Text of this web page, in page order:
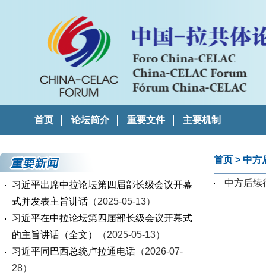
首页 论坛简介 重要文件 主要机制
习近平出席中拉论坛第四届部长级会议开幕
式并发表主旨讲话 （2025-05-13）
习近平在中拉论坛第四届部长级会议开幕式
的主旨讲话（全文）
（2025-05-13）
习近平同巴西总统卢拉通电话 （2026-07-
28）
首页 > 中方
中方后续